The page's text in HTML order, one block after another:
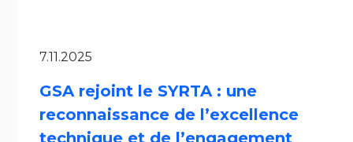
7.11.2025
GSA rejoint le SYRTA : une
reconnaissance de l’excellence
technique et de l’engagement